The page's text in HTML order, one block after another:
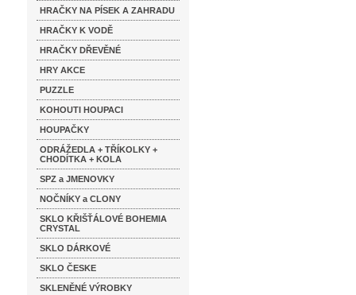
HRAČKY NA PÍSEK A ZAHRADU
HRAČKY K VODĚ
HRAČKY DŘEVĚNÉ
HRY AKCE
PUZZLE
KOHOUTI HOUPACI
HOUPAČKY
ODRÁŽEDLA + TŘÍKOLKY +
CHODÍTKA + KOLA
SPZ a JMENOVKY
NOČNÍKY a CLONY
SKLO KŘIŠŤÁLOVÉ BOHEMIA
CRYSTAL
SKLO DÁRKOVÉ
SKLO ČESKE
SKLENĚNÉ VÝROBKY